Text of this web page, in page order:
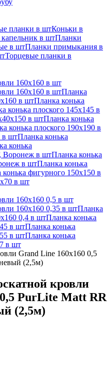
планки в штКоньки в
в штПланки
в штПланки примыкания в
Торцевые планки в
160х160 в шт
160х160 в штПланка
в штПланка конька
конька плоского 145х145 в
в штПланка конька
конька плоского 190х190 в
в штПланка конька
конька
Воронеж в штПланка конька
в штПланка конька
фигурного 150x150 в
в шт
160х160 0,5 в шт
160х160 0,35 в штПланка
0,4 в штПланка конька
в штПланка конька
в штПланка конька
в шт
Grand Line 160x160 0,5
(2,5м)
кровли
PurLite Matt RR
(2,5м)